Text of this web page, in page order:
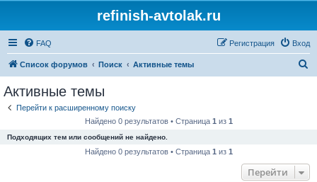
refinish-avtolak.ru
FAQ Вход
Регистрация
Список форумов Поиск Активные темы
Активные темы
Перейти к расширенному поиску
Найдено 0 результатов • Страница 1 из 1
Подходящих тем или сообщений не найдено.
Найдено 0 результатов • Страница 1 из 1
Перейти